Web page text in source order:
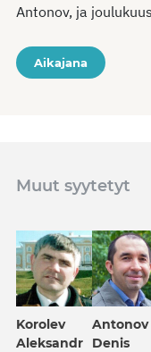
Antonov, ja
Aikajana
Muut syytetyt
Korolev
Aleksandr
Antonov
Denis